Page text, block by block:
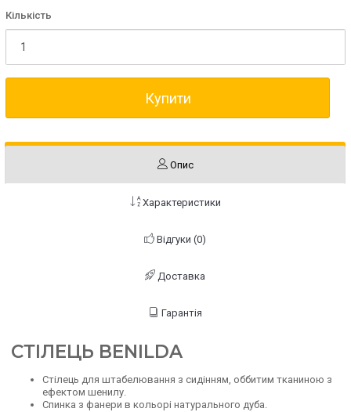
Кількість
Купити
Опис
Характеристики
Відгуки (0)
Доставка
Гарантія
СТІЛЕЦЬ BENILDA
Стілець для штабелювання з сидінням, оббитим тканиною з
ефектом шенилу.
Спинка з фанери в кольорі натурального дуба.